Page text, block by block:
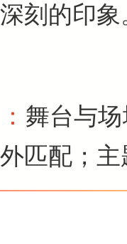
刻的印象
： 舞台与
外匹配；